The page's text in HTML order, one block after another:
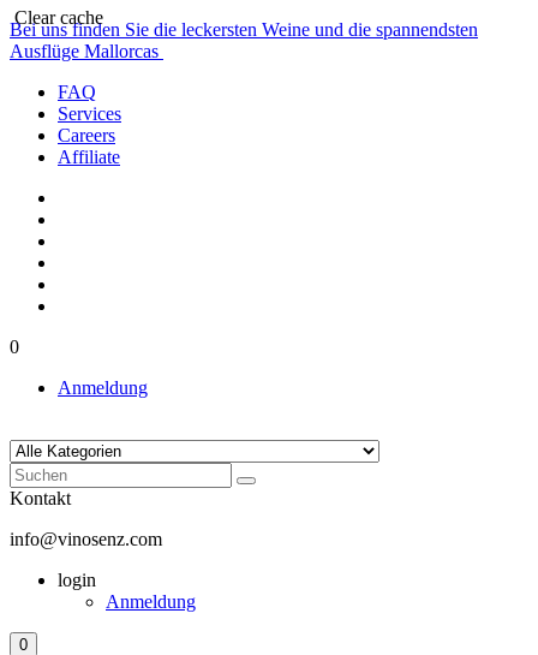
Bei uns finden Sie die leckersten Weine und die spannendsten
Ausflüge Mallorcas
FAQ
Services
Careers
Affiliate
0
Anmeldung
Kontakt
info@vinosenz.com
login
Anmeldung
0
Clear cache